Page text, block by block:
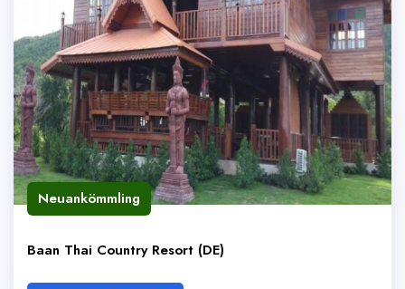
Neuankömmling
Baan Thai Country Resort (DE)